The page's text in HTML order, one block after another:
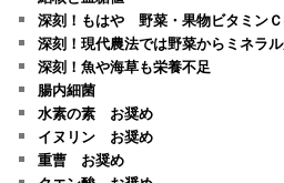
深刻！もはや 野菜・果物ビタミン
深刻！現代農法では野菜からミネラ
深刻！魚や海草も栄養不足
腸内細菌
水素の素 お奨め
イヌリン お奨め
重曹 お奨め